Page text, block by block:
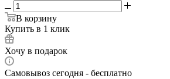
В корзину
Купить в 1 клик
Хочу в подарок
Самовывоз сегодня - бесплатно